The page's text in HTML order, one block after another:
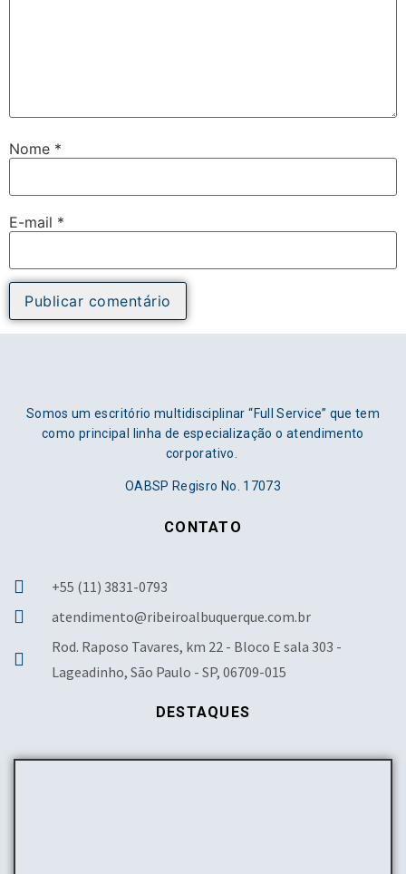
Nome *
E-mail *
Somos um escritório multidisciplinar “Full Service” que tem
como principal linha de especialização o atendimento
corporativo.
OABSP Regisro No. 17073
CONTATO
+55 (11) 3831-0793
atendimento@ribeiroalbuquerque.com.br
Rod. Raposo Tavares, km 22 - Bloco E sala 303 -
Lageadinho, São Paulo - SP, 06709-015
DESTAQUES